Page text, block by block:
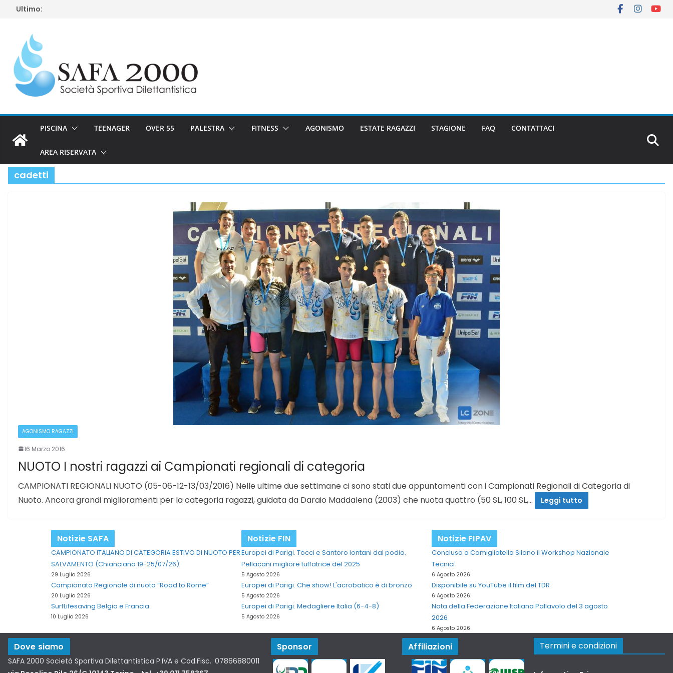
SaltaUltimo:
PISCINA TEENAGER OVER 55 PALESTRA FITNESS AGONISMO ESTATE RAGAZZI STAGIONE FAQ CONTATTACI
AREA RISERVATA
cadetti
AGONISMO RAGAZZI
16 Marzo 2016
NUOTO I nostri ragazzi ai Campionati regionali di categoria
CAMPIONATI REGIONALI NUOTO (05-06-12-13/03/2016) Nelle ultime due settimane ci sono stati due appuntamenti con i Campionati Regionali di Categoria di
Nuoto. Ancora grandi miglioramenti per la categoria ragazzi, guidata da Daraio Maddalena (2003) che nuota quattro (50 SL, 100 SL,…
Leggi tutto
Notizie SAFA
CAMPIONATO ITALIANO DI CATEGORIA ESTIVO DI NUOTO PER
SALVAMENTO (Chianciano 19-25/07/26)
29 Luglio 2026
Campionato Regionale di nuoto “Road to Rome”
20 Luglio 2026
SurfLifesaving Belgio e Francia
10 Luglio 2026
Notizie FIN
Europei di Parigi. Tocci e Santoro lontani dal podio.
Pellacani migliore tuffatrice del 2025
5 Agosto 2026
Europei di Parigi. Che show! L'acrobatico è di bronzo
5 Agosto 2026
Europei di Parigi. Medagliere Italia (6-4-8)
5 Agosto 2026
Notizie FIPAV
Concluso a Camigliatello Silano il Workshop Nazionale
Tecnici
6 Agosto 2026
Disponibile su YouTube il film del TDR
6 Agosto 2026
Nota della Federazione Italiana Pallavolo del 3 agosto
2026
6 Agosto 2026
Dove siamo
SAFA 2000 Società Sportiva Dilettantistica P.IVA e Cod.Fisc.: 07866880011
Sponsor Affiliazioni Termini e condizioni